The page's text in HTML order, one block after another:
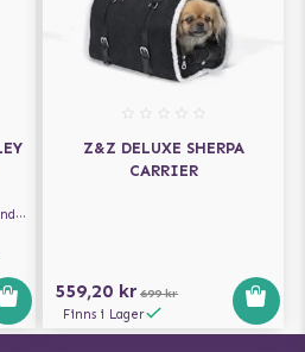
ur
Z&Z DELUXE SHERPA
CARRIER
559,20 kr 699 kr
Finns i Lager